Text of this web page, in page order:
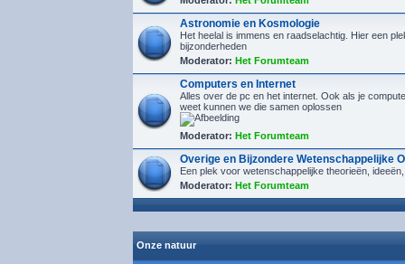
Astronomie en Kosmologie
Het heelal is immens en raadselachtig. Hier een
bijzonderheden
Moderator: Het Forumteam
Computers en Internet
Alles over de pc en het internet. Ook als je
weet kunnen we die samen oplossen
Moderator: Het Forumteam
Overige en Bijzondere Wetenschappelijke
Een plek voor wetenschappelijke theorieën,
Moderator: Het Forumteam
Onze natuur